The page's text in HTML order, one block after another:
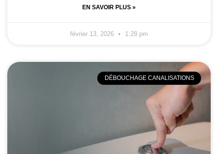
EN SAVOIR PLUS »
février 13, 2026 1:28 pm
DÉBOUCHAGE CANALISATIONS